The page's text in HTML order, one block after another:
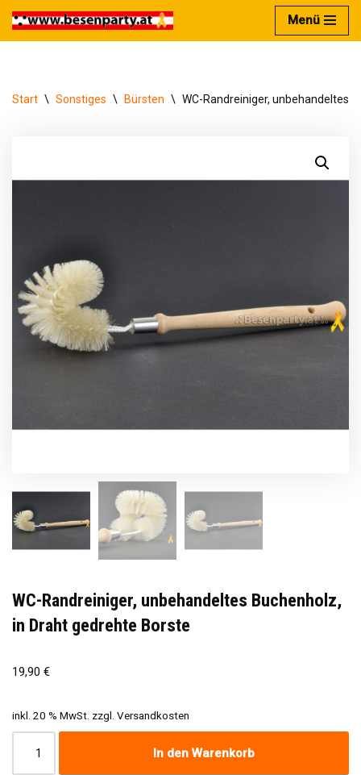
Zum
Menü
Start \ Sonstiges \ Bürsten \ WC-Randreiniger, unbehandeltes
WC-Randreiniger, unbehandeltes Buchenholz,
in Draht gedrehte Borste
19,90 €
inkl. 20 % MwSt. zzgl. Versandkosten
In den Warenkorb